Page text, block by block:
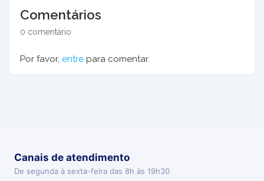
Comentários
0 comentário
Por favor, entre para comentar.
Canais de atendimento
De segunda à sexta-feira das 8h às 19h30